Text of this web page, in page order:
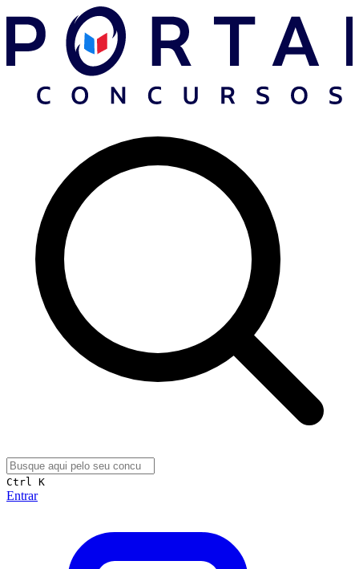
Ctrl K
Entrar